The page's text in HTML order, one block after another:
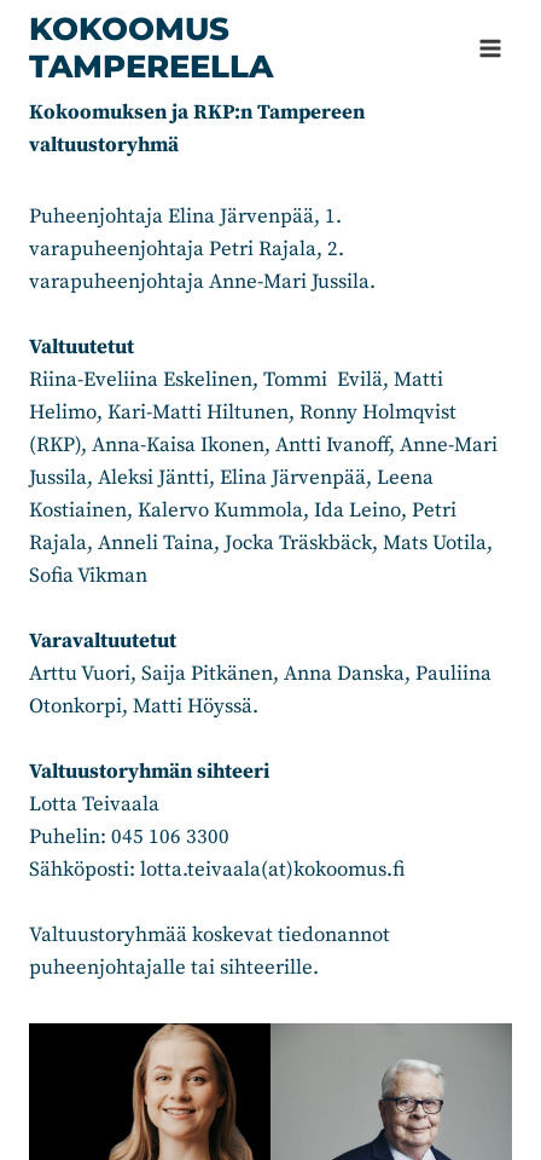
Siirry
sisältöön
KOKOOMUS
TAMPEREELLA
Kokoomuksen ja RKP:n Tampereen
valtuustoryhmä
Puheenjohtaja Elina Järvenpää, 1.
varapuheenjohtaja Petri Rajala, 2.
varapuheenjohtaja Anne-Mari Jussila.
Valtuutetut
Riina-Eveliina Eskelinen, Tommi Evilä, Matti
Helimo, Kari-Matti Hiltunen, Ronny Holmqvist
(RKP), Anna-Kaisa Ikonen, Antti Ivanoff, Anne-Mari
Jussila, Aleksi Jäntti, Elina Järvenpää, Leena
Kostiainen, Kalervo Kummola, Ida Leino, Petri
Rajala, Anneli Taina, Jocka Träskbäck, Mats Uotila,
Sofia Vikman
Varavaltuutetut
Arttu Vuori, Saija Pitkänen, Anna Danska, Pauliina
Otonkorpi, Matti Höyssä.
Valtuustoryhmän sihteeri
Lotta Teivaala
Puhelin: 045 106 3300
Sähköposti: lotta.teivaala(at)kokoomus.fi
Valtuustoryhmää koskevat tiedonannot
puheenjohtajalle tai sihteerille.